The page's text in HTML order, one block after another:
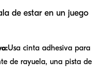
de estar en un juego
Usa cinta adhesiva para
de rayuela, una pista de